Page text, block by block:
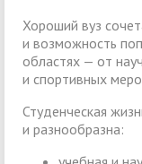
Хороший вуз
и возможность
областях — от
и спортивных
Студенческая
и разнообразна: